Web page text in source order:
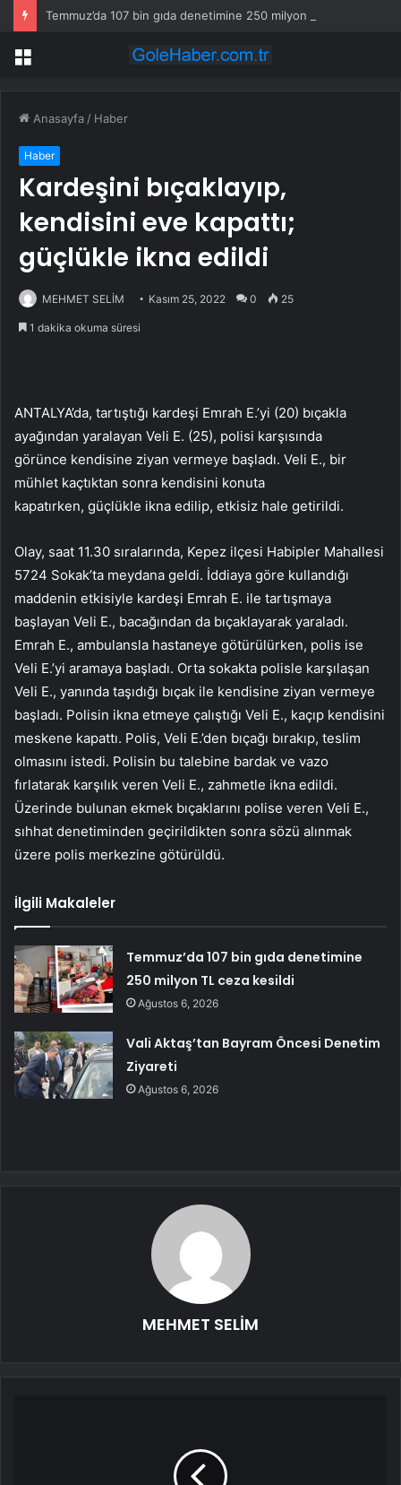
Menü
Anasayfa / Haber
Haber
Kardeşini bıçaklayıp,
kendisini eve kapattı;
güçlükle ikna edildi
MEHMET SELİM Kasım 25, 2022 0 25
1 dakika okuma süresi
ANTALYA’da, tartıştığı kardeşi Emrah E.’yi (20) bıçakla
ayağından yaralayan Veli E. (25), polisi karşısında
görünce kendisine ziyan vermeye başladı. Veli E., bir
mühlet kaçtıktan sonra kendisini konuta
kapatırken, güçlükle ikna edilip, etkisiz hale getirildi.
Olay, saat 11.30 sıralarında, Kepez ilçesi Habipler Mahallesi
5724 Sokak’ta meydana geldi. İddiaya göre kullandığı
maddenin etkisiyle kardeşi Emrah E. ile tartışmaya
başlayan Veli E., bacağından da bıçaklayarak yaraladı.
Emrah E., ambulansla hastaneye götürülürken, polis ise
Veli E.’yi aramaya başladı. Orta sokakta polisle karşılaşan
Veli E., yanında taşıdığı bıçak ile kendisine ziyan vermeye
başladı. Polisin ikna etmeye çalıştığı Veli E., kaçıp kendisini
meskene kapattı. Polis, Veli E.’den bıçağı bırakıp, teslim
olmasını istedi. Polisin bu talebine bardak ve vazo
fırlatarak karşılık veren Veli E., zahmetle ikna edildi.
Üzerinde bulunan ekmek bıçaklarını polise veren Veli E.,
sıhhat denetiminden geçirildikten sonra sözü alınmak
üzere polis merkezine götürüldü.
İlgili Makaleler
Temmuz’da 107 bin gıda denetimine
250 milyon TL ceza kesildi
Ağustos 6, 2026
Vali Aktaş’tan Bayram Öncesi Denetim
Ziyareti
Ağustos 6, 2026
MEHMET SELİM